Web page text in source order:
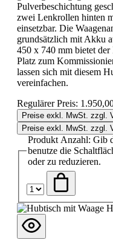
Pulverbeschichtung
zwei Lenkrollen hinten
einsetzbar. Die
grundsätzlich mit Akku
450 x 740 mm bietet
Platz zum
lassen sich mit diesem
vereinfachen.
Regulärer Preis:
Preise exkl. MwSt. zzgl.
Preise exkl. MwSt. zzgl.
Produkt Anzahl: Gib
benutze die
oder zu reduzieren.